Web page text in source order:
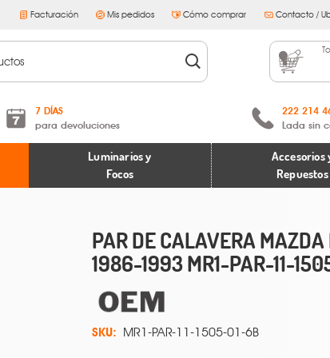
Facturación Mis pedidos Cómo comprar Contacto /
7 DÍAS
para devoluciones
Términos y condiciones
Políticas de devoluciones
222 214
Lada sin
Luminarios y
Focos
Accesorios
Repuestos
PAR DE CALAVERA MAZDA
1986-1993 MR1-PAR-11-
SKU: MR1-PAR-11-1505-01-6B